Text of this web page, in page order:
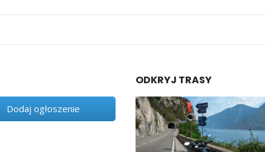
Dodaj ogłoszenie
ODKRYJ TRASY